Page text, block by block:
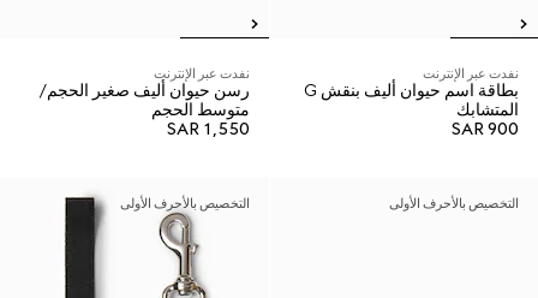
نفدت عبر الإنترنت
بطاقة اسم حيوان أليف بنقش G
المتشابك
SAR 900
نفدت عبر الإنترنت
رسن حيوان أليف صغير الحجم/
متوسط الحجم
SAR 1,550
التخصيص بالأحرف الأولى التخصيص بالأحرف الأولى